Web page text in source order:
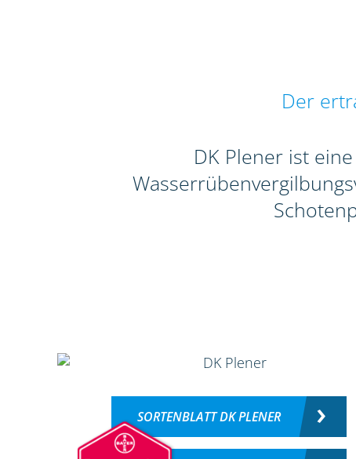
Der
DK Plener ist
SORTENBLATT DK PLENER